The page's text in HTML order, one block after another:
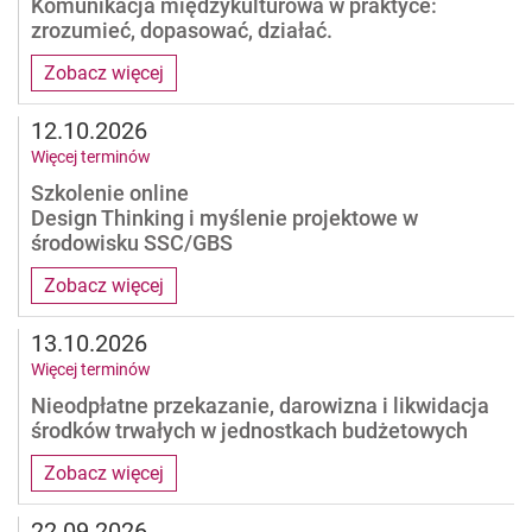
Zobacz więcej
Komunikacja międzykulturowa w praktyce:
zrozumieć, dopasować, działać.
Zobacz więcej
Szkolenie online
Design Thinking i myślenie projektowe w
środowisku SSC/GBS
12.10.2026
Więcej terminów
Zobacz więcej
Nieodpłatne przekazanie, darowizna i likwidacja
środków trwałych w jednostkach budżetowych
13.10.2026
Więcej terminów